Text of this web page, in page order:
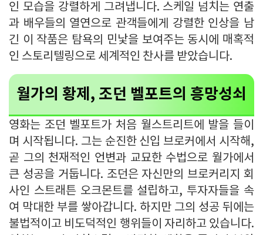
인 모습을 강렬하게 그려냅니다. 스케일 넘치는 연출
과 배우들의 열연으로 관객들에게 강렬한 인상을 남
긴 이 작품은 탐욕의 민낯을 보여주는 동시에 매혹적
인 스토리텔링으로 세계적인 찬사를 받았습니다.
월가의 황제, 조던 벨포트의 흥망성쇠
영화는 조던 벨포트가 처음 월스트리트에 발을 들이
며 시작됩니다. 그는 순진한 신입 브로커에서 시작해,
곧 그의 천재적인 언변과 교묘한 수법으로 월가에서
큰 성공을 거둡니다. 조던은 자신만의 브로커리지 회
사인 스트래튼 오크몬트를 설립하고, 투자자들을 속
여 막대한 부를 쌓아갑니다. 하지만 그의 성공 뒤에는
불법적이고 비도덕적인 행위들이 자리하고 있습니다.